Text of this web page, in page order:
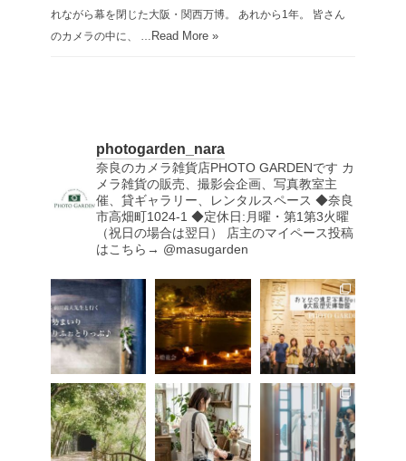
れながら幕を閉じた大阪・関西万博。 あれから1年。 皆さん
のカメラの中に、 … Read More »
photogarden_nara
奈良のカメラ雑貨店PHOTO GARDENです カ
メラ雑貨の販売、撮影会企画、写真教室主
催、貸ギャラリー、レンタルスペース ◆奈良
市高畑町1024-1 ◆定休日:月曜・第1第3火曜
（祝日の場合は翌日）
店主のマイペース投稿
はこちら→ @masugarden